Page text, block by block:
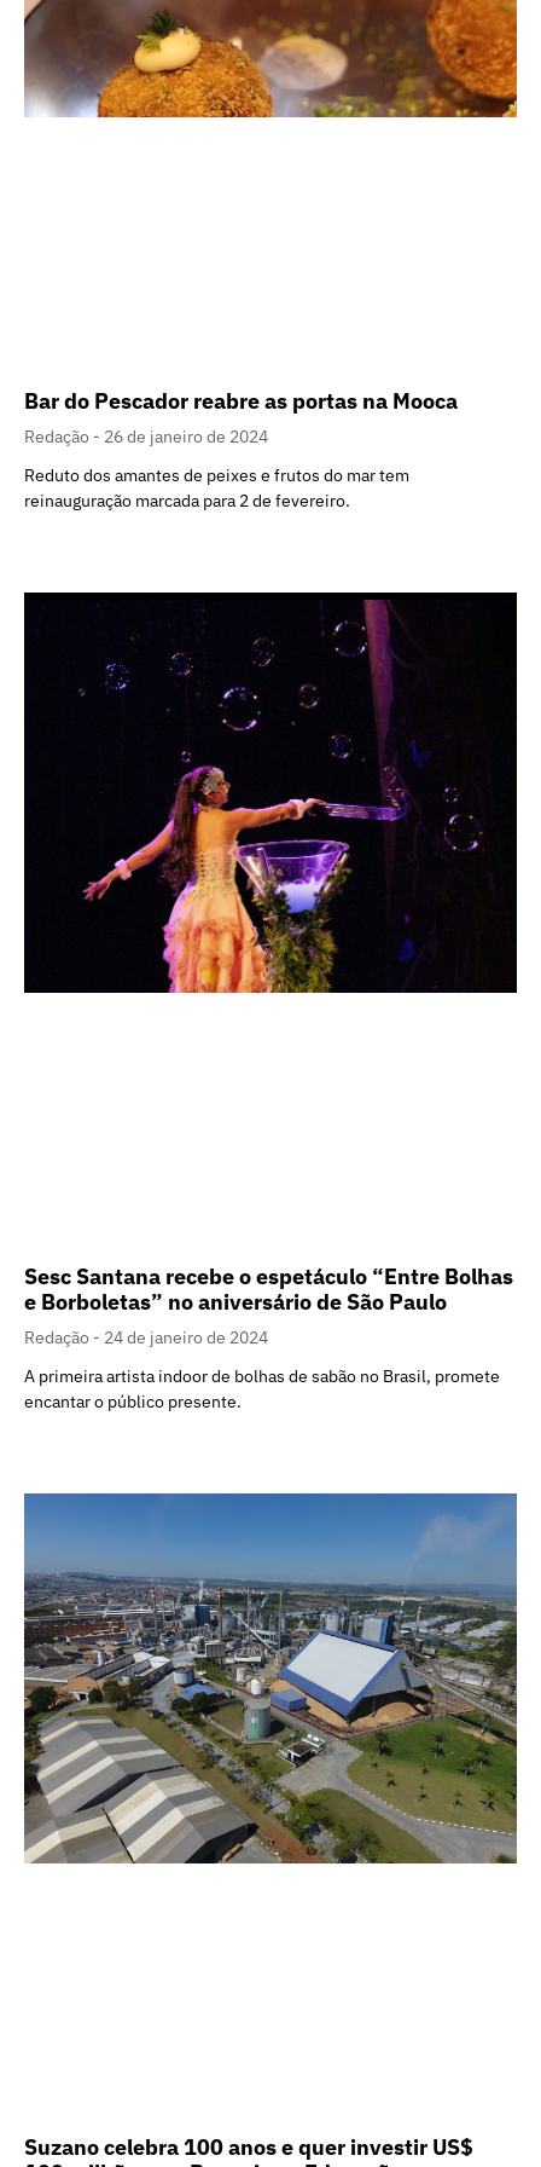
Bar do Pescador reabre as portas na Mooca
Redação
26 de janeiro de 2024
Reduto dos amantes de peixes e frutos do mar tem
reinauguração marcada para 2 de fevereiro.
Sesc Santana recebe o espetáculo “Entre Bolhas
e Borboletas” no aniversário de São Paulo
Redação
24 de janeiro de 2024
A primeira artista indoor de bolhas de sabão no Brasil, promete
encantar o público presente.
Suzano celebra 100 anos e quer investir US$